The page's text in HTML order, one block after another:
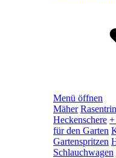
Menü öffnen
Mäher
Heckenschere +
für den Garten
Gartenspritzen
Schlauchwagen